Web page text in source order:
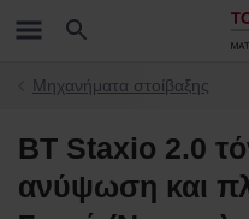
Μηχανήματα στοίβαξης
BT Staxio 2.0
ανύψωση και